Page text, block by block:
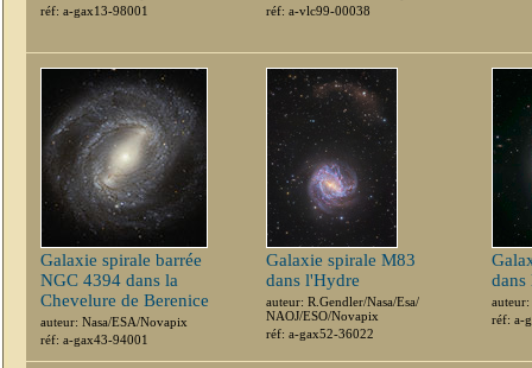
réf: a-gax13-98001
réf: a-vlc99-00038
Galaxie spirale barrée
NGC 4394 dans la
Chevelure de Berenice
auteur: Nasa/ESA/Novapix
réf: a-gax43-94001
Galaxie spirale M83
dans l'Hydre
auteur: R.Gendler/Nasa/Esa/
NAOJ/ESO/Novapix
réf: a-gax52-36022
dans
réf: a-